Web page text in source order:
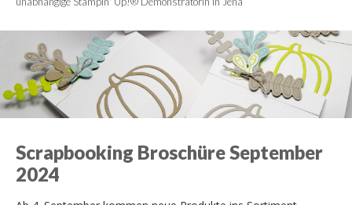
Scrapbooking Broschüre September
2024